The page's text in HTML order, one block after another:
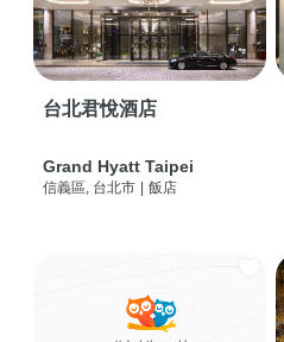
台北君悅酒店
Grand Hyatt Taipei
信義區, 台北市 飯店